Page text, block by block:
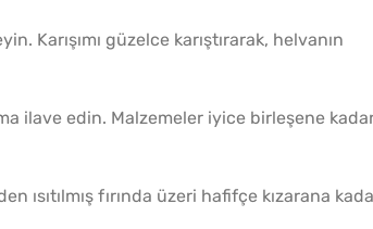
Karışımı güzelce karıştırarak, helvanın
ilave edin. Malzemeler iyice birleşene
ısıtılmış fırında üzeri hafifçe kızarana